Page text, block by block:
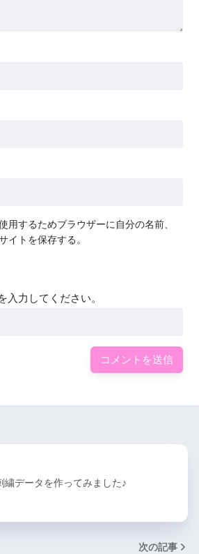
用するためブラウザーに自分の名前、
イトを保存する。
入力してください。
繍データを作ってみました♪
次の記事